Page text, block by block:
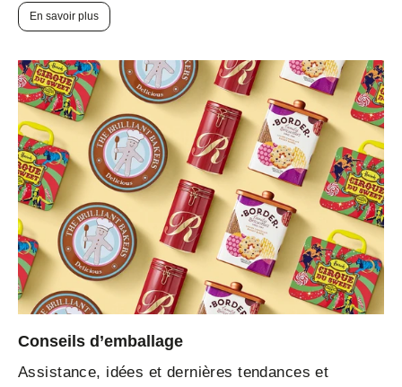
En savoir plus
Conseils d’emballage
Assistance, idées et dernières tendances et